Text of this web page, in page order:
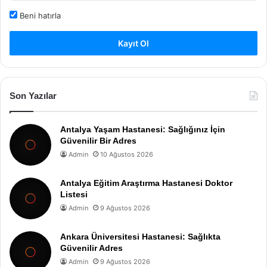
Beni hatırla
Kayıt Ol
Son Yazılar
Antalya Yaşam Hastanesi: Sağlığınız İçin
Güvenilir Bir Adres
Admin 10 Ağustos 2026
Antalya Eğitim Araştırma Hastanesi Doktor
Listesi
Admin 9 Ağustos 2026
Ankara Üniversitesi Hastanesi: Sağlıkta
Güvenilir Adres
Admin 9 Ağustos 2026